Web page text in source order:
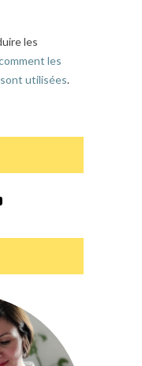
les
les
utilisées.